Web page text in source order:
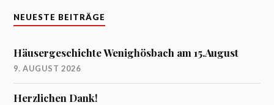
NEUESTE BEITRÄGE
Häusergeschichte Wenighösbach am 15.August
9. AUGUST 2026
Herzlichen Dank!